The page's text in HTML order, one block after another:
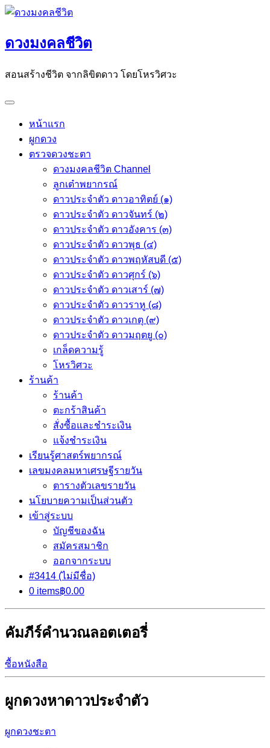
Skip
content
ดวงมงคลชีวิต
สอนสร้างชีวิต จากลิขิตดาว โดยโหรวิศวะ
หน้าแรก
ผูกดวง
ตรวจดวงชะตา
ดวงมงคลชีวิต Channel
ลูกเต๋าพยากรณ์
ดาวประจำตัว ดาวอาทิตย์ (๑)
ดาวประจำตัว ดาวจันทร์ (๒)
ดาวประจำตัว ดาวอังคาร (๓)
ดาวประจำตัว ดาวพุธ (๔)
ดาวประจำตัว ดาวพฤหัสบดี (๕)
ดาวประจำตัว ดาวศุกร์ (๖)
ดาวประจำตัว ดาวเสาร์ (๗)
ดาวประจำตัว ดาวราหู (๘)
ดาวประจำตัว ดาวเกตุ (๙)
ดาวประจำตัว ดาวมฤตยู (๐)
เกล็ดความรู้
โหรวิศวะ
ร้านค้า
ร้านค้า
ตะกร้าสินค้า
สั่งซื้อและชำระเงิน
แจ้งชำระเงิน
เรียนรู้ศาสตร์พยากรณ์
เลขมงคลมหาเศรษฐีรายวัน
ตารางตัวเลขรายวัน
นโยบายความเป็นส่วนตัว
เข้าสู่ระบบ
บัญชีของฉัน
สมัครสมาชิก
ออกจากระบบ
#3414 (ไม่มีชื่อ)
0 items฿0.00
คัมภีร์คำนวณลอตเตอรี่
ซื้อหนังสือ
ผูกดวงหาดาวประจำตัว
ผูกดวงชะตา